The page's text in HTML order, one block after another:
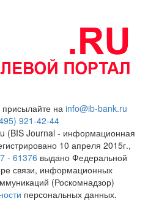
на info@ib-bank.ru
921-42-44
(BIS Journal - информационная
10 апреля 2015г.,
- 61376 выдано Федеральной
связи, информационных
(Роскомнадзор)
персональных данных.